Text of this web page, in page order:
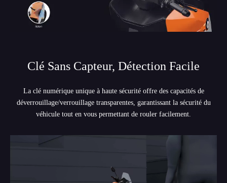
Clé Sans Capteur, Détection Facile
La clé numérique unique à haute sécurité offre des capacités de
déverrouillage/verrouillage transparentes, garantissant la sécurité du
véhicule tout en vous permettant de rouler facilement.